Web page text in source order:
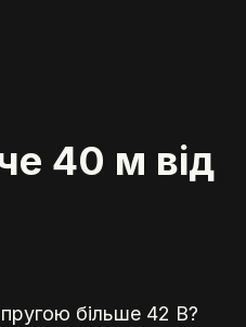
40 м від
більше 42 В?